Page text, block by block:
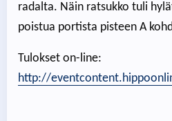
radalta. Näin ratsukko tuli
poistua portista pisteen A
Tulokset on-line:
http://